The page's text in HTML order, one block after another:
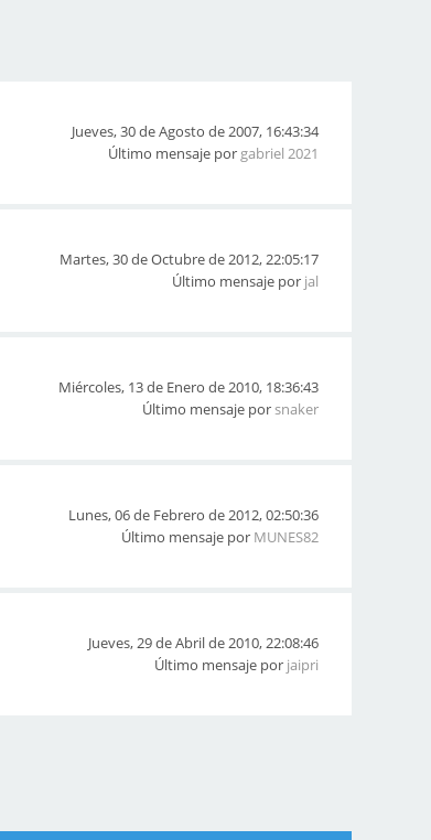
Jueves, 30 de Agosto de 2007, 16:43:34
Último mensaje por gabriel 2021
Martes, 30 de Octubre de 2012, 22:05:17
Último mensaje por jal
Miércoles, 13 de Enero de 2010, 18:36:43
Último mensaje porsnaker
Lunes, 06 de Febrero de 2012, 02:50:36
Último mensaje por MUNES82
Jueves, 29 de Abril de 2010, 22:08:46
Último mensaje por jaipri